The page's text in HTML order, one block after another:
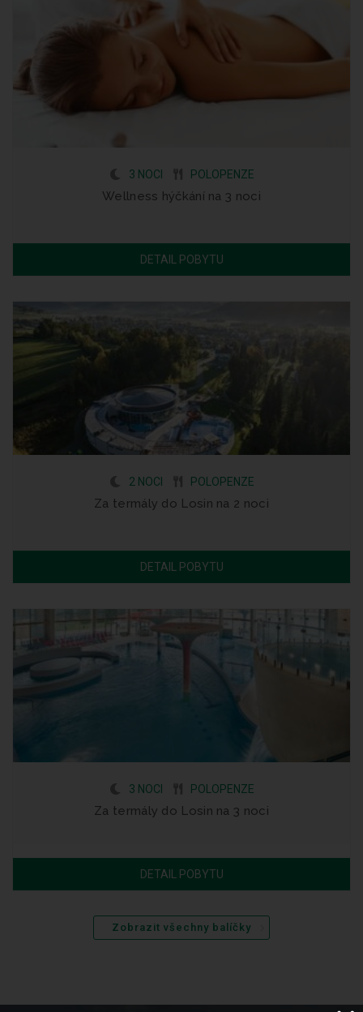
3 NOCI POLOPENZE
Wellness hýčkání na 3 noci
DETAIL POBYTU
2 NOCI POLOPENZE
Za termály do Losin na 2 noci
DETAIL POBYTU
3 NOCI POLOPENZE
Za termály do Losin na 3 noci
DETAIL POBYTU
Zobrazit všechny balíčky